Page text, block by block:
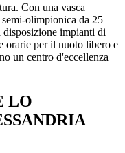
Con una vasca
olimpionica da 25
impianti di
orarie per il nuoto libero e
un centro d'eccellenza
LO